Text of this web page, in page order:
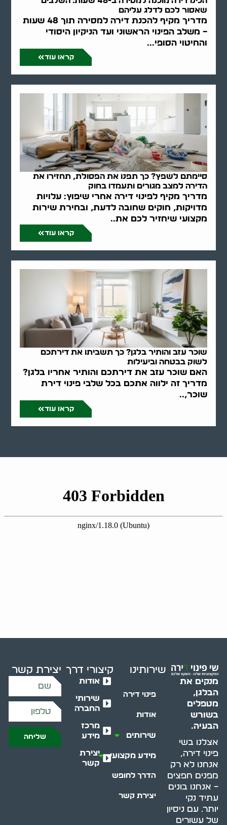
שאסור לכם לדלג עליהם
מדריך מקיף להכנת דירה למסירה תוך 48 שעות
– משלב הפינוי הראשוני ועד הניקיון היסודי
והחיטוי הסופי...
קראו עוד
סיימתם לשפץ? כך תפנו את הפסולת, תחזירו את
הדירה למצב מגורים ותעמדו בחוק
מדריך מקיף לפינוי דירה אחרי שיפוץ: עלויות
מדויקות, חוקים שחובה לדעת, ובחירת שירות
מקצועי שיחזיר לכם את..
קראו עוד
שוכר עזב והותיר בלגן? כך תשביתו את דירתכם
לשוק בבטחה וביעילות
האם שוכר עזב את דירתכם והותיר אחריו בלגן?
מדריך זה ילווה אתכם בכל שלבי פינוי דירת
שוכר,..
קראו עוד
מנקים את
הבלגן,
מטפלים
בשורש
הבעיה.
אצלנו בשי
פינוי דירה,
אנחנו לא רק
מפנים חפצים
– אנחנו בונים
עתיד נקי
יותר. עם ניסיון
של עשורים
שירותינו
פינוי דירה
אודות
שירותים
מידע מקצועי
הדרך לחופש
יצירת קשר
קיצורי דרך
אודות
שירותי
החברה
מרכז
מידע
יצירת
קשר
יצירת קשר
שליחה